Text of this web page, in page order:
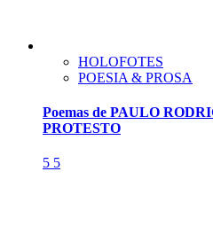
HOLOFOTES
POESIA & PROSA
Poemas de PAULO
PROTESTO
5 5